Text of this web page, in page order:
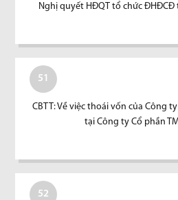
Nghị quyết HĐQT tổ chức
51
CBTT: Về việc thoái vốn của Công
tại Công ty Cổ phần
52